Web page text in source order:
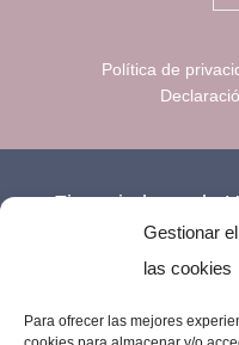
Gestionar
las cookies
Para ofrecer las mejores
Política de
Financiado por la
NextGenerationEU.